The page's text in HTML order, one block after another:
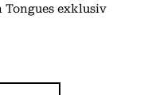
Tongues exklusiv